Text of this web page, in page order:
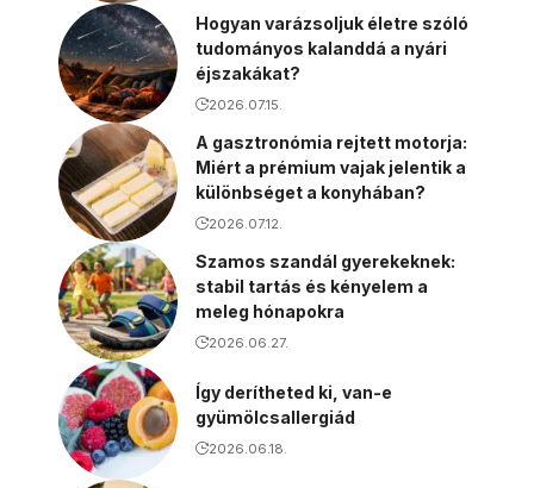
Hogyan varázsoljuk életre szóló
tudományos kalanddá a nyári
éjszakákat?
2026.07.15.
A gasztronómia rejtett motorja:
Miért a prémium vajak jelentik a
különbséget a konyhában?
2026.07.12.
Szamos szandál gyerekeknek:
stabil tartás és kényelem a
meleg hónapokra
2026.06.27.
Így derítheted ki, van-e
gyümölcsallergiád
2026.06.18.